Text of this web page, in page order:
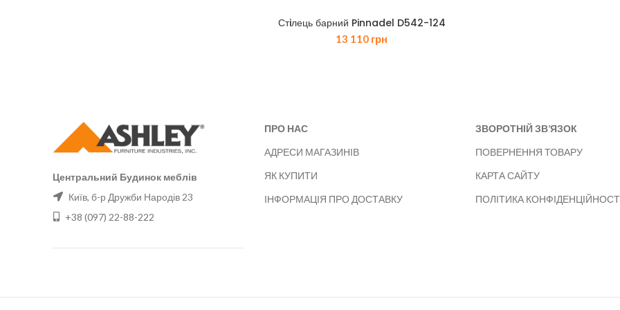
Стiлець барний Pinnadel D542-124
13 110 грн
Центральний Будинок меблів
Київ, б-р Дружби Народів 23
+38 (097) 22-88-222
ПРО НАС
АДРЕСИ МАГАЗИНІВ
ЯК КУПИТИ
ІНФОРМАЦІЯ ПРО ДОСТАВКУ
ЗВОРОТНІЙ ЗВ’ЯЗОК
ПОВЕРНЕННЯ ТОВАРУ
КАРТА САЙТУ
ПОЛІТИКА